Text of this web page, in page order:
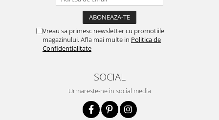
Vreau sa primesc newsletter cu promotiile
magazinului. Afla mai multe in Politica de
Confidentialitate
SOCIAL
Urmareste-ne in social media